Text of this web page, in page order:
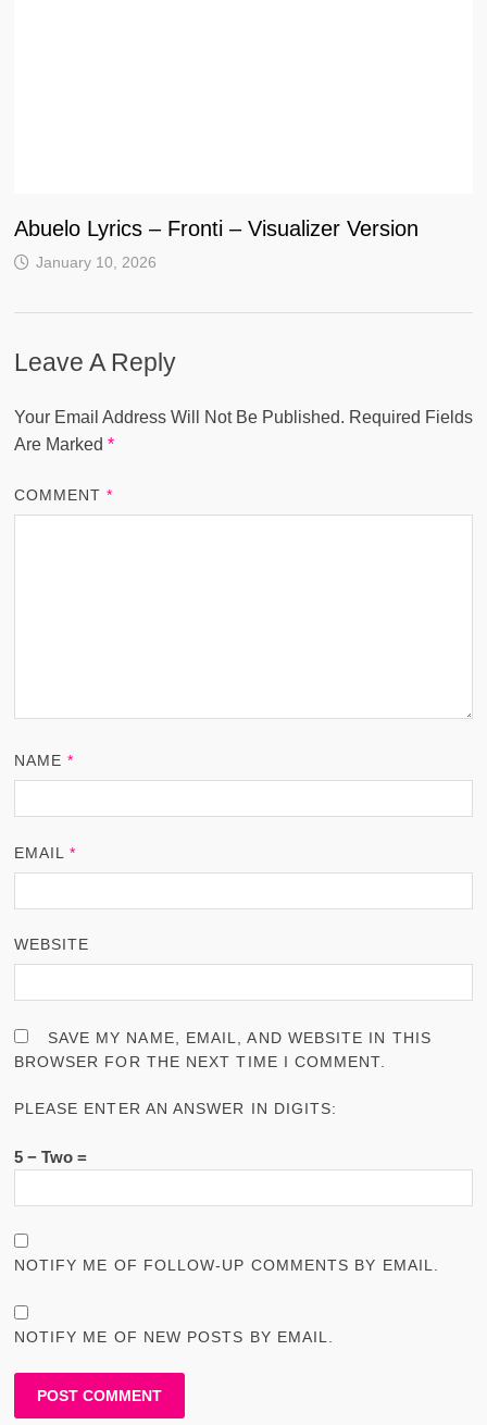
Abuelo Lyrics – Fronti – Visualizer Version
January 10, 2026
Leave A Reply
Your Email Address Will Not Be Published. Required Fields
Are Marked *
COMMENT*
NAME*
EMAIL*
WEBSITE
SAVE MY NAME, EMAIL, AND WEBSITE IN THIS
BROWSER FOR THE NEXT TIME I COMMENT.
PLEASE ENTER AN ANSWER IN DIGITS:
5 − Two =
NOTIFY ME OF FOLLOW-UP COMMENTS BY EMAIL.
NOTIFY ME OF NEW POSTS BY EMAIL.